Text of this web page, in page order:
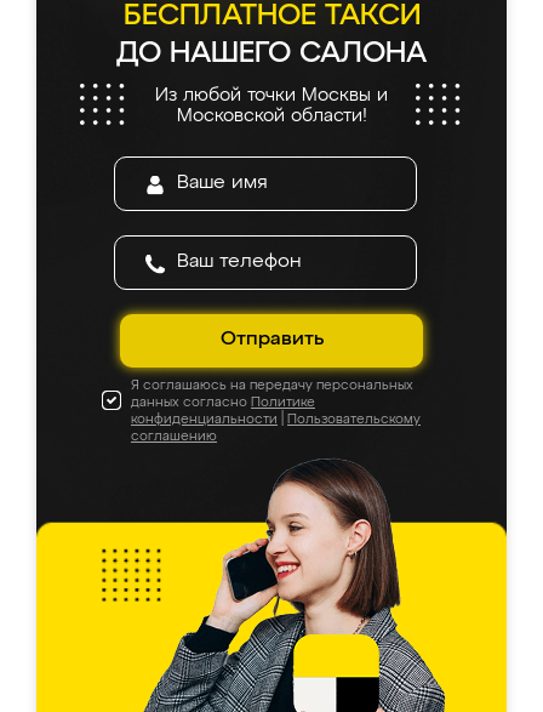
БЕСПЛАТНОЕ ТАКСИ
ДО НАШЕГО САЛОНА
Из любой точки Москвы и
Московской области!
Отправить
Я соглашаюсь на передачу персональных
данных согласно Политике
конфиденциальности
Пользовательскому
соглашению